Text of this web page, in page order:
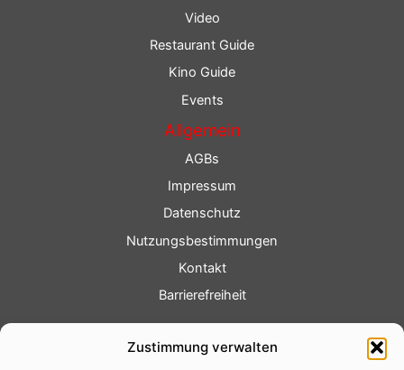
Zustimmung verwalten
Video
Restaurant Guide
Kino Guide
Events
Allgemein
AGBs
Impressum
Datenschutz
Nutzungsbestimmungen
Kontakt
Barrierefreiheit
Fotoservice